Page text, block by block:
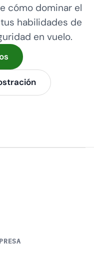
cómo dominar el
habilidades de
en vuelo.